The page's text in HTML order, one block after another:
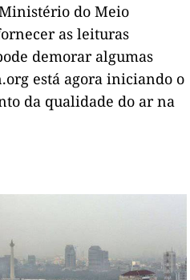
do Meio
as leituras
demorar algumas
está agora iniciando o
da qualidade do ar na